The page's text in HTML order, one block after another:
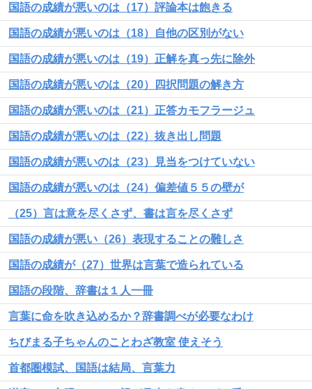
国語の成績が悪いのは（17）評論本は飽きる
国語の成績が悪いのは（18）自他の区別がない
国語の成績が悪いのは（19）正解を真っ先に除外
国語の成績が悪いのは（20）四択問題の解き方
国語の成績が悪いのは（21）正答カモフラージュ
国語の成績が悪いのは（22）抜き出し問題
国語の成績が悪いのは（23）見当をつけていない
国語の成績が悪いのは（24）偏差値５５の壁が
（25）言は意を尽くさず、書は言を尽くさず
国語の成績が悪い（26）表現することの難しさ
国語の成績が（27）世界は言葉で造られている
国語の段階、辞書は１人一冊
言葉に命を吹き込めるか？辞書調べが必要なわけ
ちびまる子ちゃんのことわざ教室 使えそう
首都圏模試、国語は結局、言葉力